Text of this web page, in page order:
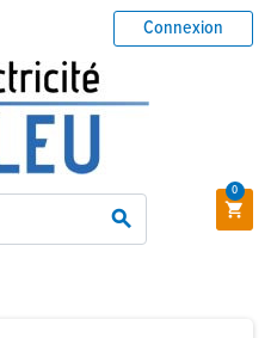

Connexion

0